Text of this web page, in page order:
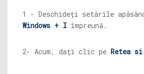
1 - Deschideți setările
Windows + I împreună.
2- Acum, dați clic pe Retea